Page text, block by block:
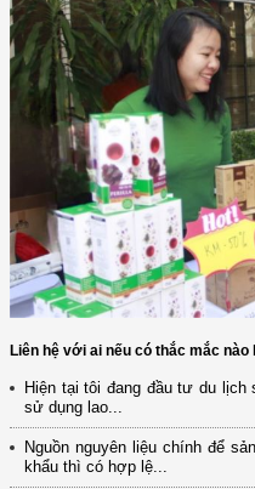
Liên hệ với ai nếu có thắc mắc
Hiện tại tôi đang đầu tư du
sử dụng lao...
Nguồn nguyên liệu chính để
khẩu thì có hợp lệ...